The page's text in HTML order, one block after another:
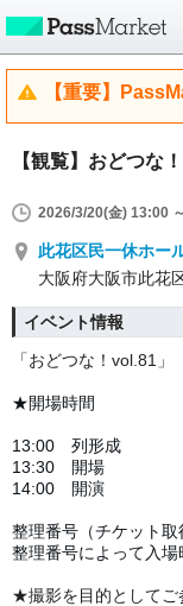
【重要】
【観覧】おどつな
2026/3/20(金) 13:00
此花区民一休ホー
大阪府大阪市此花
イベント情報
「おどつな！vol.81」
★開場時間
13:00 列形成
13:30 開場
14:00 開演
整理番号（チケット取
整理番号によって入場
★撮影を目的としてご